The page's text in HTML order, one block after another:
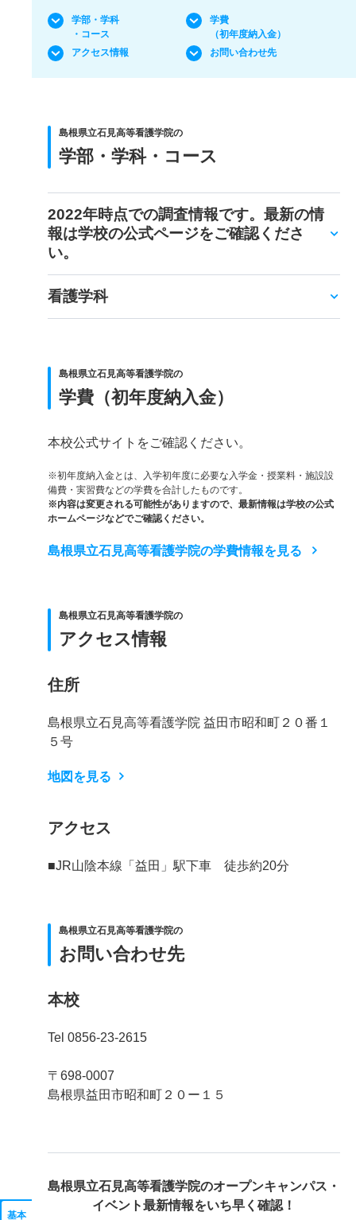
基本
学部・学科
・コース
学費
（初年度納入金）
アクセス情報
お問い合わせ先
島根県立石見高等看護学院の
学部・学科・コース
2022年時点での調査情報です。最新の情
報は学校の公式ページをご確認くださ
い。
看護学科
島根県立石見高等看護学院の
学費（初年度納入金）
本校公式サイトをご確認ください。
※初年度納入金とは、入学初年度に必要な入学金・授業料・施設設
備費・実習費などの学費を合計したものです。
※内容は変更される可能性がありますので、最新情報は学校の公式
ホームページなどでご確認ください。
島根県立石見高等看護学院の学費情報を見る
島根県立石見高等看護学院の
アクセス情報
住所
島根県立石見高等看護学院 益田市昭和町２０番１
５号
地図を見る
アクセス
■JR山陰本線「益田」駅下車 徒歩約20分
島根県立石見高等看護学院の
お問い合わせ先
本校
Tel 0856-23-2615
〒698-0007
島根県益田市昭和町２０ー１５
島根県立石見高等看護学院のオープンキャンパス・
イベント最新情報をいち早く確認！